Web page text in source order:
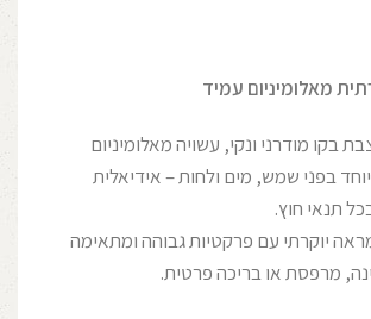
מאלומיניום עמיד
בקו מודרני ונקי, עשויה מאלומיניום
בפני שמש, מים ולחות – אידיאלית
תנאי חוץ.
יוקרתי עם פרקטיות גבוהה ומתאימה
מרפסת או בריכה פרטית.